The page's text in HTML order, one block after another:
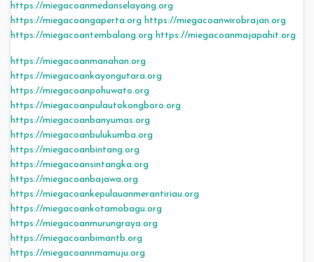
https://miegacoanmedanselayang.org
https://miegacoangaperta.org https://miegacoanwirobrajan.org
https://miegacoantembalang.org https://miegacoanmajapahit.org
https://miegacoanmanahan.org
https://miegacoankayongutara.org
https://miegacoanpohuwato.org
https://miegacoanpulautokongboro.org
https://miegacoanbanyumas.org
https://miegacoanbulukumba.org
https://miegacoanbintang.org
https://miegacoansintangka.org
https://miegacoanbajawa.org
https://miegacoankepulauanmerantiriau.org
https://miegacoankotamobagu.org
https://miegacoanmurungraya.org
https://miegacoanbimantb.org
https://miegacoannmamuju.org